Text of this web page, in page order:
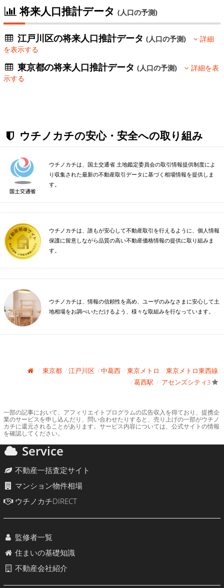
将来人口推計データ (人口の予測)
江戸川区の将来人口推計データ(人口の予測)
詳細
を表示する
東京都の将来人口推計データ(人口の予測)
詳細を表
示する
ウチノカチの安心・安全への取り組み
ウチノカチは、国土交通省 土地鑑定委員会の取引情報提供制度によ
り収集された最新の不動産取引データに基づく相場情報を提供しま
す。
ウチノカチは、誰もが安心して不動産取引を行えるように、個人情報
保護に留意しながら品質の高い不動産価格情報の提供に取り組みま
す。
ウチノカチは、情報の信頼性を高め、ユーザのみなさまに安心して土
地相場をお調べいただけるよう、様々な取組みを行なっています。
東京都 江戸川区 中葛西 東京メトロ
東京メトロ東西線
葛西駅
アセンズシティ3
一部の記事において、アフィリエイトプログラムの広告収入を得ており、提携企
業のサービスを申し込んだり、問い合わせたりすると、売り上げの一部がウチノ
カチに還元されることがあります。サービス内容については、公式サイトの情報
を確認してください。
Service
不動産一括査定サイト
マンション物件相場
ウチノカチDIRECT
監修者一覧
住まいの基礎知識
不動産会社紹介